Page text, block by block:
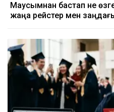
Маусымнан бастап не
жаңа рейстер мен